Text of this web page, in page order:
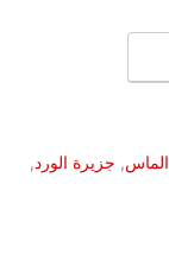
, جزيرة الورد,